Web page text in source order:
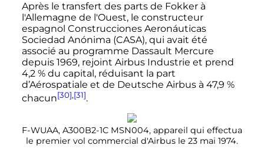
Après le transfert des parts de Fokker à
l'Allemagne de l'Ouest, le constructeur
espagnol Construcciones Aeronáuticas
Sociedad Anónima (CASA), qui avait été
associé au programme Dassault Mercure
depuis 1969, rejoint Airbus Industrie et prend
4,2 % du capital, réduisant la part
d’Aérospatiale et de Deutsche Airbus à 47,9 %
chacun[30],[31].
F-WUAA, A300B2-1C MSN004, appareil qui effectua
le premier vol commercial d'Airbus le 23 mai 1974.